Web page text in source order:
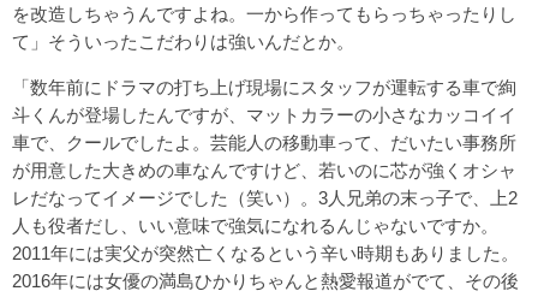
を改造しちゃうんですよね。一から作ってもらっちゃったりし
て」そういったこだわりは強いんだとか。
「数年前にドラマの打ち上げ現場にスタッフが運転する車で絢
斗くんが登場したんですが、マットカラーの小さなカッコイイ
車で、クールでしたよ。芸能人の移動車って、だいたい事務所
が用意した大きめの車なんですけど、若いのに芯が強くオシャ
レだなってイメージでした（笑い）。3人兄弟の末っ子で、上2
人も役者だし、いい意味で強気になれるんじゃないですか。
2011年には実父が突然亡くなるという辛い時期もありました。
2016年には女優の満島ひかりちゃんと熱愛報道がでて、その後